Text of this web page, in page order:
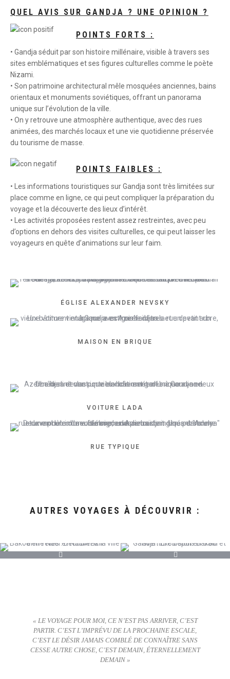
QUEL AVIS SUR GANDJA ? UNE OPINION ?
POINTS FORTS :
• Gandja séduit par son histoire millénaire, visible à travers ses
sites emblématiques et ses figures culturelles comme le poète
Nizami.
• Son patrimoine architectural mêle mosquées anciennes, bains
orientaux et monuments soviétiques, offrant un panorama
unique sur l’évolution de la ville.
• On y retrouve une atmosphère authentique, avec des rues
animées, des marchés locaux et une vie quotidienne préservée
du tourisme de masse.
POINTS FAIBLES :
• Les informations touristiques sur Gandja sont très limitées sur
place comme en ligne, ce qui peut compliquer la préparation du
voyage et la découverte des lieux d’intérêt.
• Les activités proposées restent assez restreintes, avec peu
d’options en dehors des visites culturelles, ce qui peut laisser les
voyageurs en quête d’animations sur leur faim.
ÉGLISE ALEXANDER NEVSKY
MAISON EN BRIQUE
VOITURE LADA
RUE TYPIQUE
AUTRES VOYAGES À DÉCOUVRIR :
« LE VOYAGE POUR MOI, CE N’EST PAS ARRIVER, C’EST
PARTIR. C’EST L’IMPRÉVU DE LA PROCHAINE ESCALE,
C’EST LE DÉSIR JAMAIS COMBLÉ DE CONNAÎTRE SANS
CESSE AUTRE CHOSE, C’EST DEMAIN, ÉTERNELLEMENT
DEMAIN »